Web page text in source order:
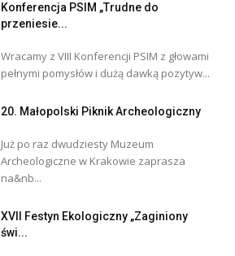
Konferencja PSIM „Trudne do
przeniesie...
Wracamy z VIII Konferencji PSIM z głowami
pełnymi pomysłów i dużą dawką pozytyw...
20. Małopolski Piknik Archeologiczny
Już po raz dwudziesty Muzeum
Archeologiczne w Krakowie zaprasza
na&nb...
XVII Festyn Ekologiczny „Zaginiony
świ...